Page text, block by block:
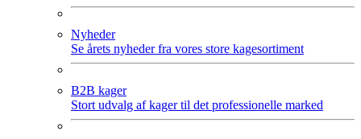
Nyheder
Se årets nyheder fra vores store kagesortiment
B2B kager
Stort udvalg af kager til det professionelle marked